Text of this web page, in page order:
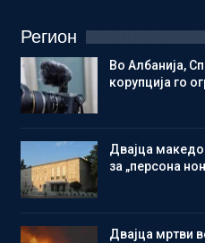
Регион
Во Албанија,
корупција го
Двајца
за „персона
Двајца мртви